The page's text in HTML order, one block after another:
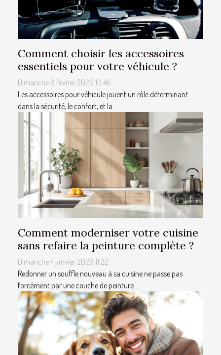
Comment choisir les accessoires
essentiels pour votre véhicule ?
Dimanche 8 février 2026 10:46
Les accessoires pour véhicule jouent un rôle déterminant
dans la sécurité, le confort, et la...
Comment moderniser votre cuisine
sans refaire la peinture complète ?
Dimanche 4 janvier 2026 11:22
Redonner un souffle nouveau à sa cuisine ne passe pas
forcément par une couche de peinture...